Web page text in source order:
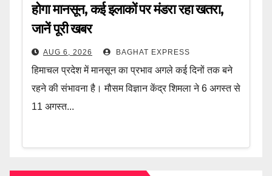
होगा मानसून, कई इलाकों पर मंडरा रहा खतरा,
जानें पूरी खबर
AUG 6, 2026 BAGHAT EXPRESS
हिमाचल प्रदेश में मानसून का प्रभाव अगले कई दिनों तक बने
रहने की संभावना है। मौसम विज्ञान केंद्र शिमला ने 6 अगस्त से
11 अगस्त...